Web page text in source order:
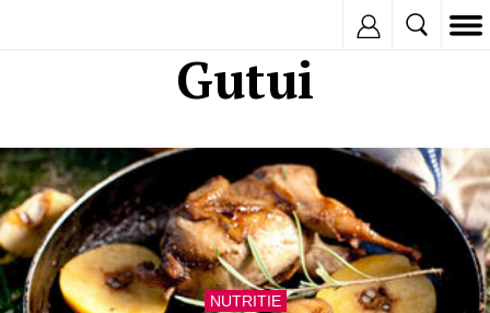
Gutui
NUTRITIE